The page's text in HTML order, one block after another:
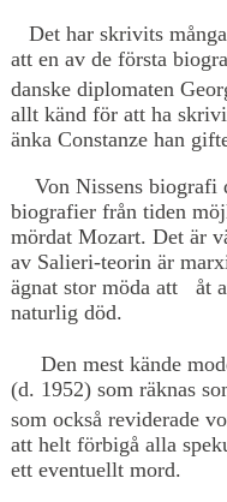
Det har skrivits
att en av de första
danske diplomaten
allt känd för att ha
änka Constanze han
Von Nissens biografi
biografier från tiden
mördat Mozart. Det är
av Salieri-teorin är
ägnat stor möda att åt
naturlig död.
Den mest kände
(d. 1952) som räknas
som också reviderade
att helt förbigå alla
ett eventuellt mord.